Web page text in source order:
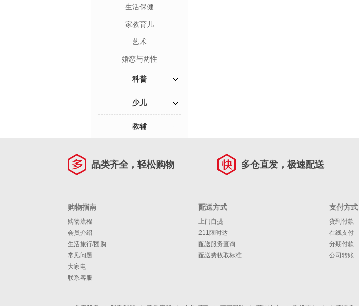
生活保健
家教育儿
艺术
婚恋与两性
科普
少儿
教辅
品类齐全，轻松购物 多仓直发，极速配送
购物指南
购物流程
会员介绍
生活旅行/团购
常见问题
大家电
联系客服
配送方式
上门自提
211限时达
配送服务查询
配送费收取标准
支付方式
货到付款
在线支付
分期付款
公司转账